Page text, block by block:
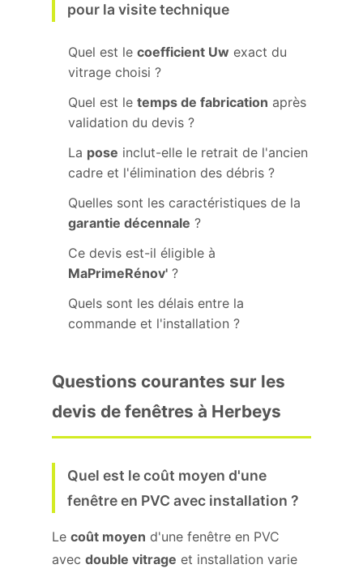
pour la visite technique
Quel est le coefficient Uw exact du
vitrage choisi ?
Quel est le temps de fabrication après
validation du devis ?
La pose inclut-elle le retrait de l'ancien
cadre et l'élimination des débris ?
Quelles sont les caractéristiques de la
garantie décennale ?
Ce devis est-il éligible à
MaPrimeRénov' ?
Quels sont les délais entre la
commande et l'installation ?
Questions courantes sur les
devis de fenêtres à Herbeys
Quel est le coût moyen d'une
fenêtre en PVC avec installation ?
Le coût moyen d'une fenêtre en PVC
avec double vitrage et installation varie